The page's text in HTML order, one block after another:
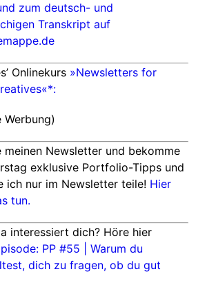
zum deutsch- und
Transkript auf
Onlinekurs »Newsletters for
Newsletter und bekomme
exklusive Portfolio-Tipps und
ich nur im Newsletter teile! Hier
tun.
interessiert dich? Höre hier
PP #55 | Warum du
dich zu fragen, ob du gut